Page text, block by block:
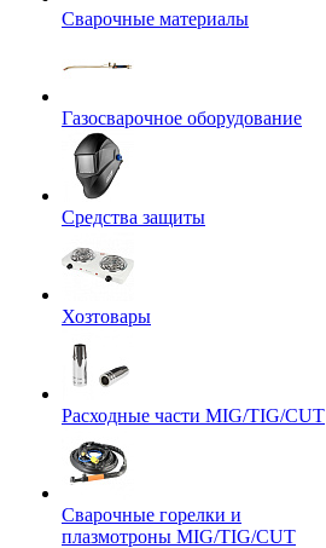
Сварочные материалы
Газосварочное оборудование
Средства защиты
Хозтовары
Расходные части MIG/TIG/CUT
Сварочные горелки и
плазмотроны MIG/TIG/CUT